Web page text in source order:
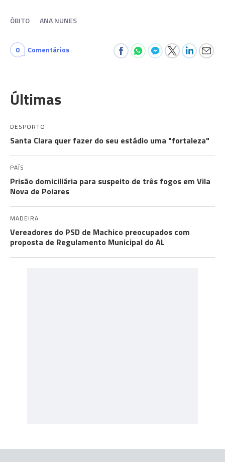
ÓBITO ANA NUNES
0 Comentários
Últimas
DESPORTO
Santa Clara quer fazer do seu estádio uma "fortaleza"
PAÍS
Prisão domiciliária para suspeito de três fogos em Vila
Nova de Poiares
MADEIRA
Vereadores do PSD de Machico preocupados com
proposta de Regulamento Municipal do AL